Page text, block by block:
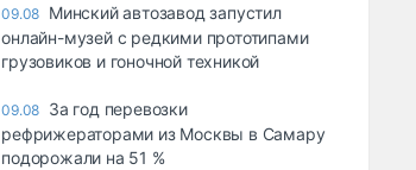
09.08 Минский автозавод запустил
онлайн-музей с редкими прототипами
грузовиков и гоночной техникой
09.08 За год перевозки
рефрижераторами из Москвы в Самару
подорожали на 51 %